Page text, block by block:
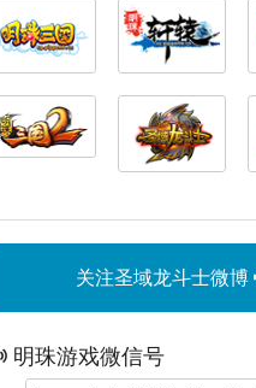
关注圣域龙斗士微博
明珠游戏微信号